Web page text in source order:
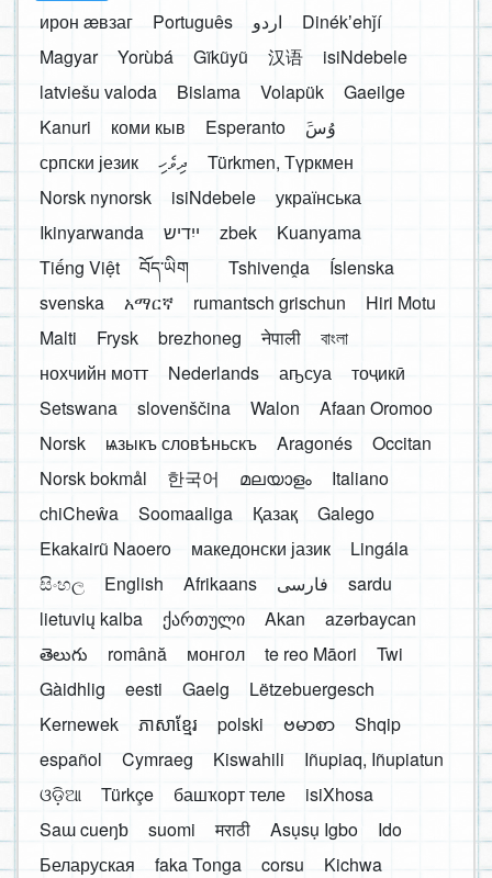
ирон æвзаг
Português اردو
Dinékʼehǰí
Magyar
Yorùbá Gĩkũyũ 汉语
isiNdebele
latviešu valoda
Bislama Volapük
Gaeilge
Kanuri
коми кыв Esperanto
َوُسَ
српски језик
ދިވެހި
Türkmen, Түркмен
Norsk nynorsk
isiNdebele
українська
Ikinyarwanda
ייִדיש zbek
Kuanyama
Tiếng Việt
བོད་ཡིག Tshivenḓa
Íslenska
svenska
አማርኛ rumantsch grischun
Hiri Motu
Malti
Frysk brezhoneg नेपाली
বাংলা
нохчийн мотт
Nederlands аҧсуа
тоҷикӣ
Setswana
slovenščina Walon
Afaan Oromoo
Norsk
ѩзыкъ словѣньскъ Aragonés
Occitan
Norsk bokmål
한국어 മലയാളം
Italiano
chiCheŵa
Soomaaliga Қазақ
Galego
Ekakairũ Naoero
македонски јазик
Lingála
සිංහල
English Afrikaans فارسی
sardu
lietuvių kalba
ქართული Akan
azərbaycan
తెలుగు
română монгол te reo Māori
Twi
Gàidhlig
eesti Gaelg
Lëtzebuergesch
Kernewek
ភាសាខ្មែរ polski ဗမာစာ
Shqip
español
Cymraeg Kiswahili
Iñupiaq, Iñupiatun
ଓଡ଼ିଆ
Türkçe башҡорт теле
isiXhosa
Saɯ cueŋƅ
suomi मराठी Asụsụ Igbo
Ido
Беларуская
faka Tonga corsu
Kichwa